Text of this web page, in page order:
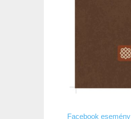
Facebook esemény